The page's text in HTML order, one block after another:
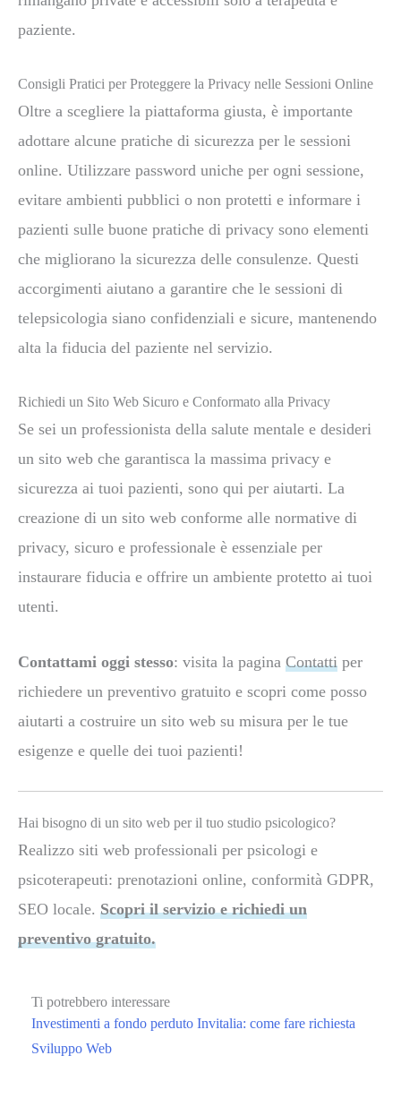
paziente.
Consigli Pratici per Proteggere la Privacy nelle Sessioni Online
Oltre a scegliere la piattaforma giusta, è importante
adottare alcune pratiche di sicurezza per le sessioni
online. Utilizzare password uniche per ogni sessione,
evitare ambienti pubblici o non protetti e informare i
pazienti sulle buone pratiche di privacy sono elementi
che migliorano la sicurezza delle consulenze. Questi
accorgimenti aiutano a garantire che le sessioni di
telepsicologia siano confidenziali e sicure, mantenendo
alta la fiducia del paziente nel servizio.
Richiedi un Sito Web Sicuro e Conformato alla Privacy
Se sei un professionista della salute mentale e desideri
un sito web che garantisca la massima privacy e
sicurezza ai tuoi pazienti, sono qui per aiutarti. La
creazione di un sito web conforme alle normative di
privacy, sicuro e professionale è essenziale per
instaurare fiducia e offrire un ambiente protetto ai tuoi
utenti.
Contattami oggi stesso: visita la pagina Contatti per
richiedere un preventivo gratuito e scopri come posso
aiutarti a costruire un sito web su misura per le tue
esigenze e quelle dei tuoi pazienti!
Hai bisogno di un sito web per il tuo studio psicologico?
Realizzo siti web professionali per psicologi e
psicoterapeuti: prenotazioni online, conformità GDPR,
SEO locale. Scopri il servizio e richiedi un
preventivo gratuito.
Ti potrebbero interessare
Investimenti a fondo perduto Invitalia: come fare richiesta
Sviluppo Web